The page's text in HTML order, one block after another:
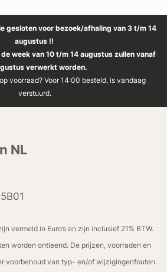
gesloten voor bezoek/afhaling van 3 t/m 14
augustus !!
week van 10 t/m 14 augustus zullen vanaf
verwerkt worden.
voorraad? Voor 14:00 besteld, is vandaag
verstuurd.
NL
vermeld in Euro’s en zijn inclusief 21% BTW.
worden ontleend. De prijzen, voorraden en
voorbehoud van typ- en/of wijzigingenfouten.